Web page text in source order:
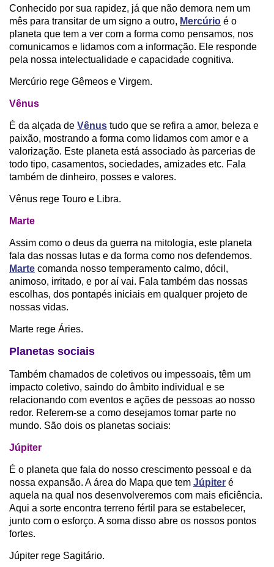
Conhecido por sua rapidez, já que não demora nem um
mês para transitar de um signo a outro, Mercúrio é o
planeta que tem a ver com a forma como pensamos, nos
comunicamos e lidamos com a informação. Ele responde
pela nossa intelectualidade e capacidade cognitiva.
Mercúrio rege Gêmeos e Virgem.
Vênus
É da alçada de Vênus tudo que se refira a amor, beleza e
paixão, mostrando a forma como lidamos com amor e a
valorização. Este planeta está associado às parcerias de
todo tipo, casamentos, sociedades, amizades etc. Fala
também de dinheiro, posses e valores.
Vênus rege Touro e Libra.
Marte
Assim como o deus da guerra na mitologia, este planeta
fala das nossas lutas e da forma como nos defendemos.
Marte comanda nosso temperamento calmo, dócil,
animoso, irritado, e por aí vai. Fala também das nossas
escolhas, dos pontapés iniciais em qualquer projeto de
nossas vidas.
Marte rege Áries.
Planetas sociais
Também chamados de coletivos ou impessoais, têm um
impacto coletivo, saindo do âmbito individual e se
relacionando com eventos e ações de pessoas ao nosso
redor. Referem-se a como desejamos tomar parte no
mundo. São dois os planetas sociais:
Júpiter
É o planeta que fala do nosso crescimento pessoal e da
nossa expansão. A área do Mapa que tem Júpiter é
aquela na qual nos desenvolveremos com mais eficiência.
Aqui a sorte encontra terreno fértil para se estabelecer,
junto com o esforço. A soma disso abre os nossos pontos
fortes.
Júpiter rege Sagitário.